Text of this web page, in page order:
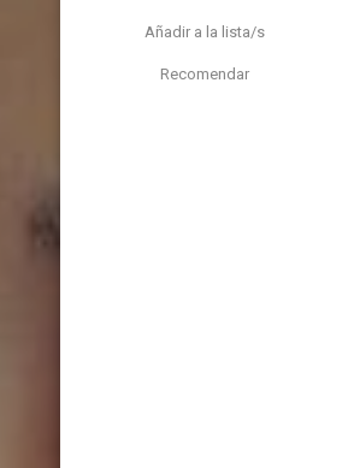
Añadir a la lista/s
Recomendar